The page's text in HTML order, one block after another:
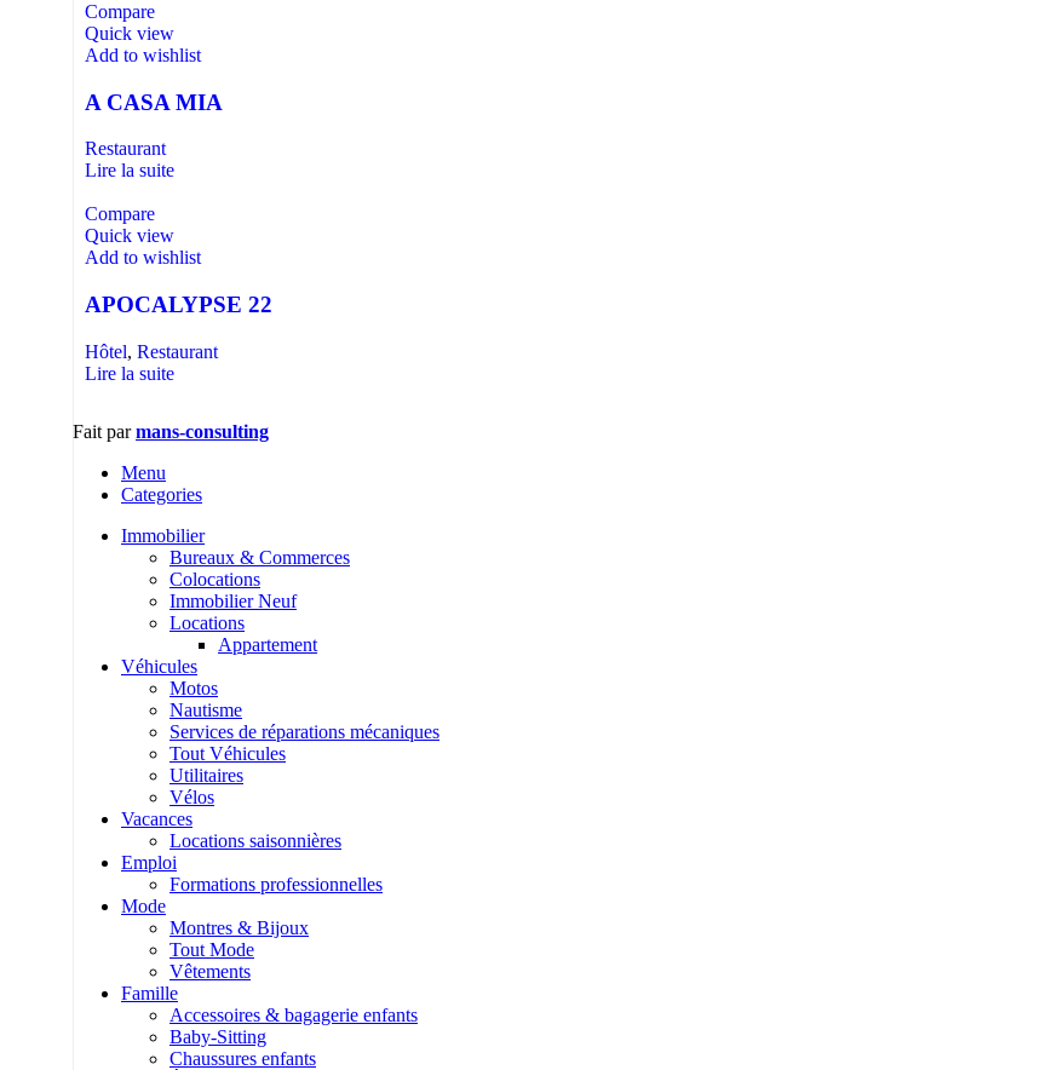
Compare
Quick view
Add to wishlist
A CASA MIA
Restaurant
Lire la suite
Compare
Quick view
Add to wishlist
APOCALYPSE 22
Hôtel, Restaurant
Lire la suite
Fait parmans-consulting
Menu
Categories
Immobilier
Bureaux & Commerces
Colocations
Immobilier Neuf
Locations
Appartement
Véhicules
Motos
Nautisme
Services de réparations mécaniques
Tout Véhicules
Utilitaires
Vélos
Vacances
Locations saisonnières
Emploi
Formations professionnelles
Mode
Montres & Bijoux
Tout Mode
Vêtements
Famille
Accessoires & bagagerie enfants
Baby-Sitting
Chaussures enfants